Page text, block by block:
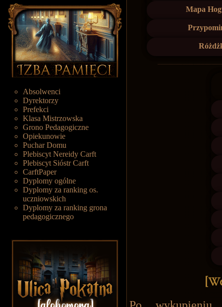
Absolwenci
Dyrektorzy
Prefekci
Klasa Mistrzowska
Grono Pedagogiczne
Opiekunowie
Puchar Domu
Plebiscyt Nereidy Carft
Plebiscyt Sióstr Carft
CarftPaper
Dyplomy ogólne
Dyplomy za ranking os.
uczniowskich
Dyplomy za ranking grona
pedagogicznego
Mapa